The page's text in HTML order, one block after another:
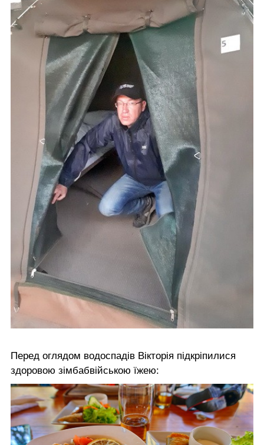
Перед оглядом водоспадів Вікторія підкріпилися
здоровою зімбабвійською їжею: